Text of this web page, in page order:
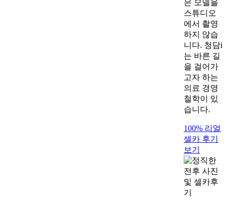
은 모델을
스튜디오
에서 촬영
하지 않습
니다. 청담i
는 바른 길
을 걸어가
고자 하는
의료 경영
철학이 있
습니다.
100% 리얼
셀카 후기
보기